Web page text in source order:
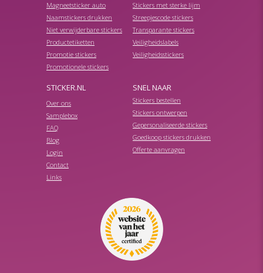
Magneetsticker auto
Naamstickers drukken
Niet verwijderbare stickers
Productetiketten
Promotie stickers
Promotionele stickers
Stickers met sterke lijm
Streepjescode stickers
Transparante stickers
Veiligheidslabels
Veiligheidsstickers
STICKER.NL
Over ons
Samplebox
FAQ
Blog
Login
Contact
Links
SNEL NAAR
Stickers bestellen
Stickers ontwerpen
Gepersonaliseerde stickers
Goedkoop stickers drukken
Offerte aanvragen